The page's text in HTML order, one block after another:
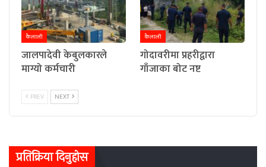
कैलाली
जालपादेवी केबुलकारले
माग्यो कर्मचारी
कैलाली
गोदावरीमा प्रहरीद्वारा
गाँजाका बोट नष्ट
PREV NEXT
प्रतिक्रिया दिनुहोस